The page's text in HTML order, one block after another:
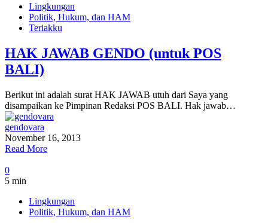
Lingkungan
Politik, Hukum, dan HAM
Teriakku
HAK JAWAB GENDO (untuk POS
BALI)
Berikut ini adalah surat HAK JAWAB utuh dari Saya yang
disampaikan ke Pimpinan Redaksi POS BALI. Hak jawab…
gendovara
November 16, 2013
Read More
0
5 min
Lingkungan
Politik, Hukum, dan HAM